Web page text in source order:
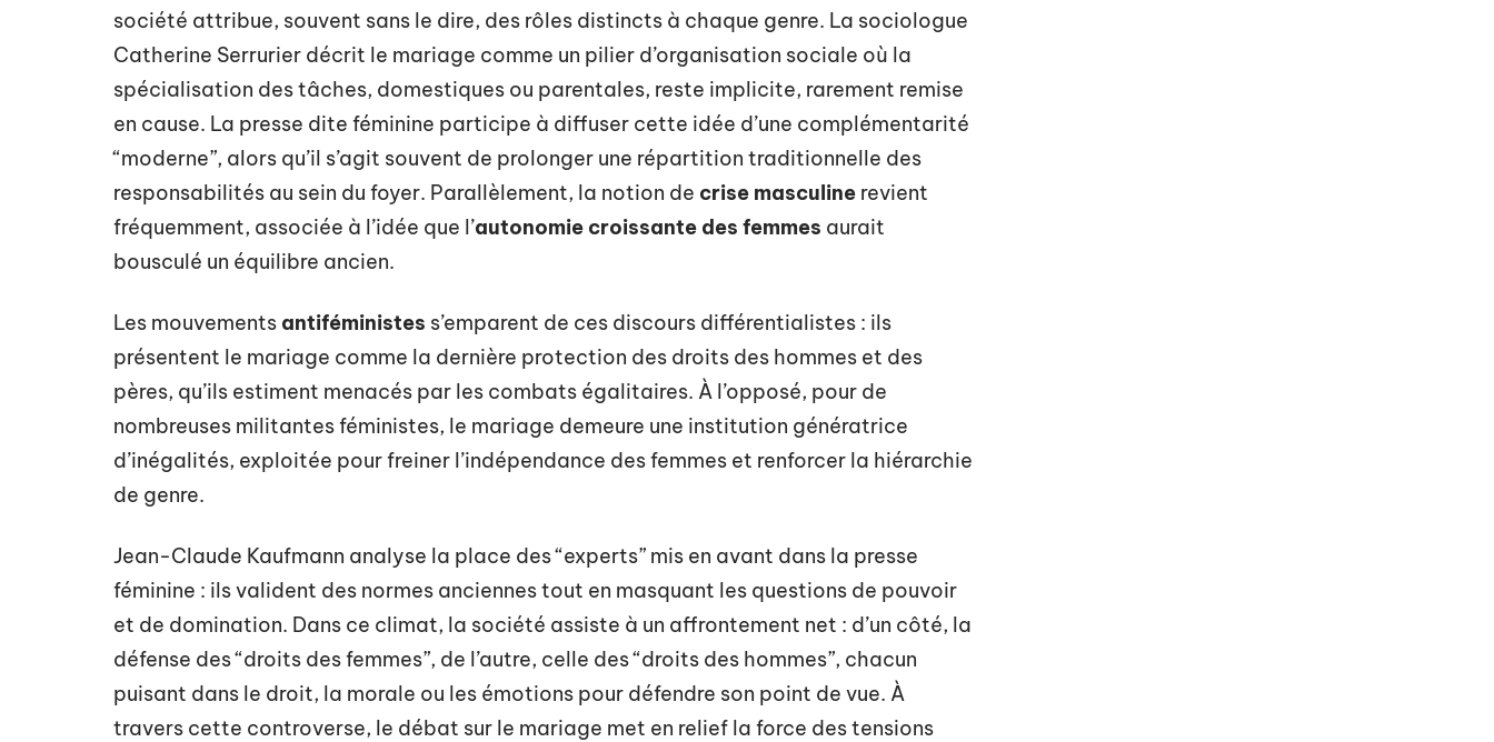
société attribue, souvent sans le dire, des rôles distincts à chaque genre. La sociologue
Catherine Serrurier décrit le mariage comme un pilier d’organisation sociale où la
spécialisation des tâches, domestiques ou parentales, reste implicite, rarement remise
en cause. La presse dite féminine participe à diffuser cette idée d’une complémentarité
“moderne”, alors qu’il s’agit souvent de prolonger une répartition traditionnelle des
responsabilités au sein du foyer. Parallèlement, la notion de crise masculine revient
fréquemment, associée à l’idée que l’autonomie croissante des femmes aurait
bousculé un équilibre ancien.
Les mouvements antiféministes s’emparent de ces discours différentialistes : ils
présentent le mariage comme la dernière protection des droits des hommes et des
pères, qu’ils estiment menacés par les combats égalitaires. À l’opposé, pour de
nombreuses militantes féministes, le mariage demeure une institution génératrice
d’inégalités, exploitée pour freiner l’indépendance des femmes et renforcer la hiérarchie
de genre.
Jean-Claude Kaufmann analyse la place des “experts” mis en avant dans la presse
féminine : ils valident des normes anciennes tout en masquant les questions de pouvoir
et de domination. Dans ce climat, la société assiste à un affrontement net : d’un côté, la
défense des “droits des femmes”, de l’autre, celle des “droits des hommes”, chacun
puisant dans le droit, la morale ou les émotions pour défendre son point de vue. À
travers cette controverse, le débat sur le mariage met en relief la force des tensions